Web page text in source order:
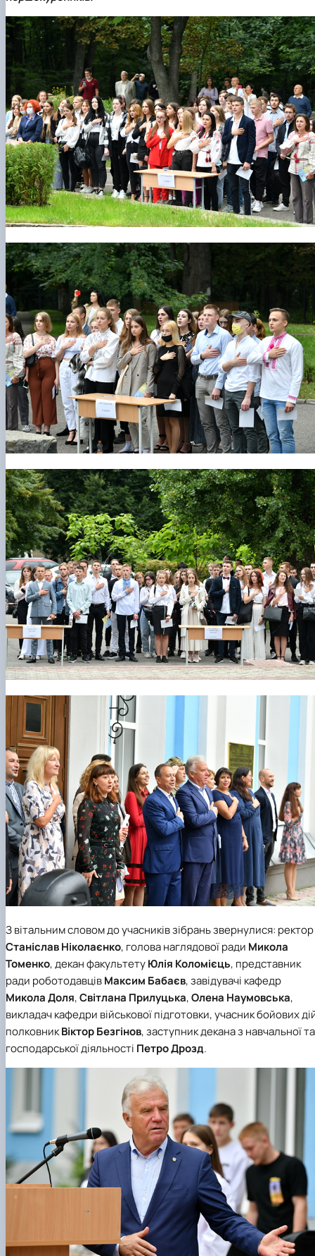
З вітальним словом до учасників зібрань звернулися: ректор
Станіслав Ніколаєнко, голова наглядової ради Микола
Томенко, декан факультетуЮлія Коломієць, представник
ради роботодавцівМаксим Бабаєв, завідувачі кафедр
Микола Доля,Світлана Прилуцька,Олена Наумовська,
викладач кафедри військової підготовки, учасник бойових
полковникВіктор Безгінов, заступник декана з навчальної та
господарської діяльності Петро Дрозд.